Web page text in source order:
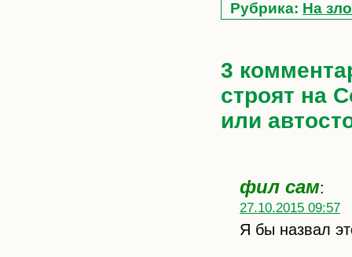
Рубрика: На
3
строят на
или
фил сам:
27.10.2015 09:57
Я бы назвал